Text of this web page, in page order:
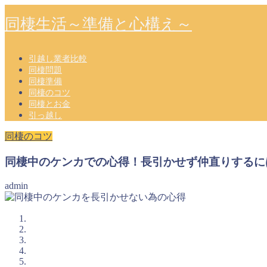
同棲生活～準備と心構え～
引越し業者比較
同棲問題
同棲準備
同棲のコツ
同棲とお金
引っ越し
同棲のコツ
同棲中のケンカでの心得！長引かせず仲直りする
admin